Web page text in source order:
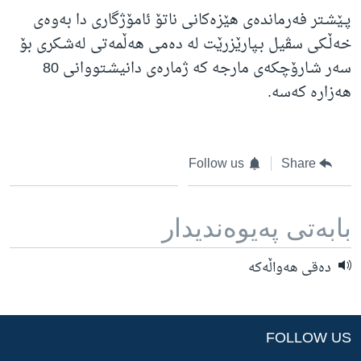
پـێشـتر فه‌رمانده‌ی هێزه‌کانی ناتۆ ئامۆژگاری دا به‌وه‌ی
خه‌ڵـکی سڤیل بـپارێزرێت له‌ ده‌می هه‌ڵمه‌تی له‌شـکری بۆ
سه‌ر شـارۆچکه‌ی مارجه‌ که‌ ژماره‌ی دانیشـتووانی 80
هه‌زاره‌ که‌سه‌.
Share
Follow us
بابه‌تی په‌یوه‌ندیدار
ده‌قی هه‌واڵه‌که‌
FOLLOW US